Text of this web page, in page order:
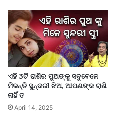
ଏହି 3ଟି ରାଶିର ପୁଅଙ୍କୁ ସବୁବେଳେ
ମିଳନ୍ତି ସୁନ୍ଦରୀ ଝିଅ, ଆପଣଙ୍କ ରାଶି
ନାହିଁ ତ
April 14, 2025